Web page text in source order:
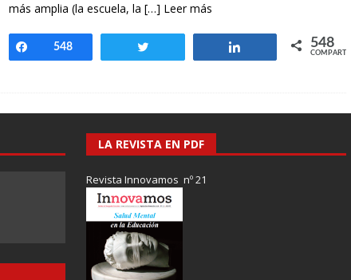
más amplia (la escuela, la […] Leer más
Compartir
548 Compartir 548
COMPARTIR
LA REVISTA EN PDF
Revista Innovamos nº 21